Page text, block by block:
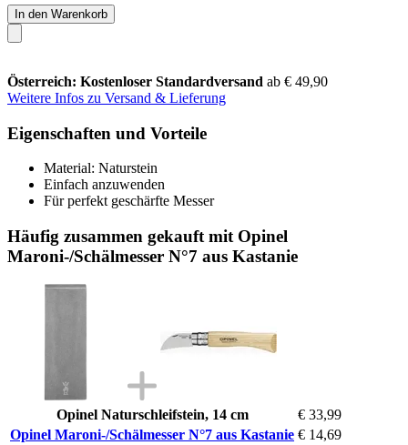
In den Warenkorb
Österreich: Kostenloser Standardversand ab € 49,90
Weitere Infos zu Versand & Lieferung
Eigenschaften und Vorteile
Material: Naturstein
Einfach anzuwenden
Für perfekt geschärfte Messer
Häufig zusammen gekauft mit Opinel
Maroni-/Schälmesser N°7 aus Kastanie
Opinel Naturschleifstein, 14 cm
€ 33,99
Opinel Maroni-/Schälmesser N°7 aus Kastanie € 14,69